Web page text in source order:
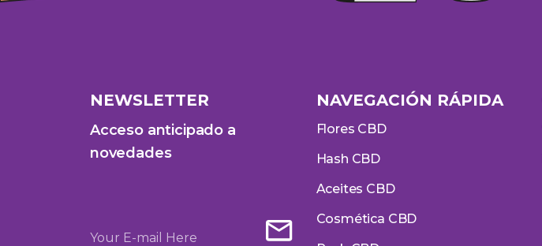
NEWSLETTER
Acceso anticipado a
novedades
NAVEGACIÓN RÁPIDA
Flores CBD
Hash CBD
Aceites CBD
Cosmética CBD